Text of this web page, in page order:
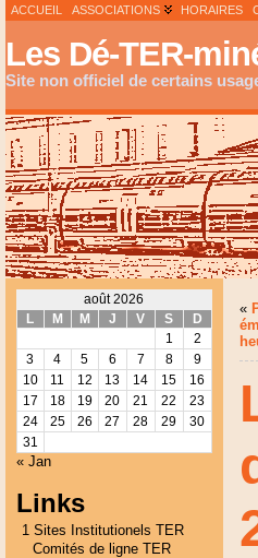
ACCUEIL ASSOCIATIONS HORAIRES
Les Dé-TER-
Site non officiel de certains
août 2026
L
M M J V S
D
1
2
3
4 5 6 7 8
9
10
11 12 13 14 15
16
17
18 19 20 21 22
23
24
25 26 27 28 29
30
31
« Jan
Links
1 Sites Institutionels TER
Comités de ligne TER
«